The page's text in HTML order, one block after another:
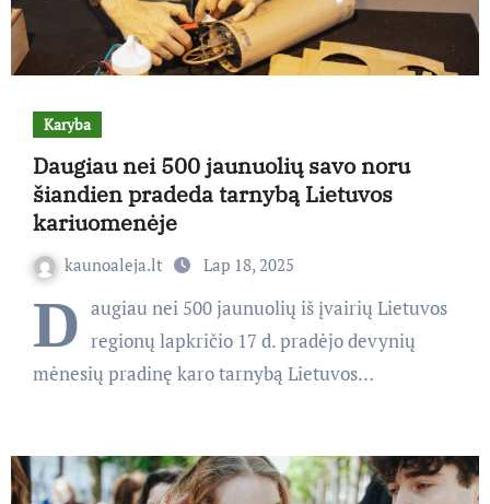
Karyba
Daugiau nei 500 jaunuolių savo noru
šiandien pradeda tarnybą Lietuvos
kariuomenėje
kaunoaleja.lt Lap 18, 2025
D augiau nei 500 jaunuolių iš įvairių Lietuvos
regionų lapkričio 17 d. pradėjo devynių
mėnesių pradinę karo tarnybą Lietuvos…